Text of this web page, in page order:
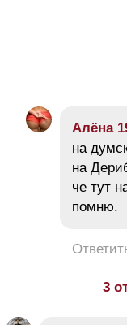
Алёна
на
на
че тут
помню.
3